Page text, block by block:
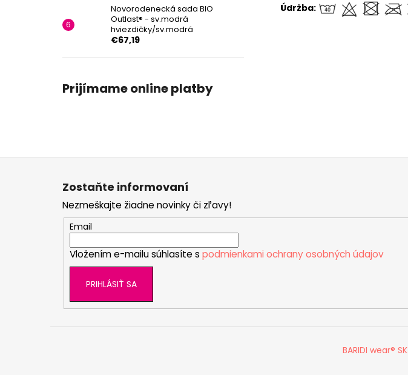
Novorodenecká sada BIO
Outlast® - sv.modrá
hviezdičky/sv.modrá
€67,19
Prijímame online platby
Údržba:
Zostaňte informovaní
Nezmeškajte žiadne novinky či zľavy!
Email
Vložením e-mailu súhlasíte s podmienkami ochrany osobných údajov
PRIHLÁSIŤ SA
BARIDI wear® SK